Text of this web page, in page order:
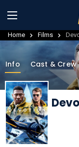
Home Films
Info Cast & Crew